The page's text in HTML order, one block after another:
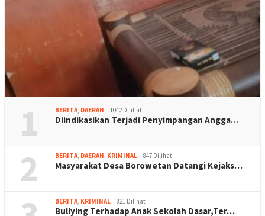
1 BERITA DAERAH 1042 Dilihat
Diindikasikan Terjadi Penyimpangan Angga…
2 BERITA DAERAH KRIMINAL 847 Dilihat
Masyarakat Desa Borowetan Datangi Kejaks…
BERITA KRIMINAL 821 Dilihat
Bullying Terhadap Anak Sekolah Dasar,Ter…